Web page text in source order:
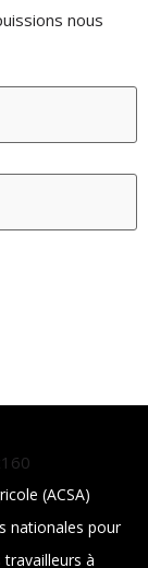
nous
(ACSA)
nationales pour
à